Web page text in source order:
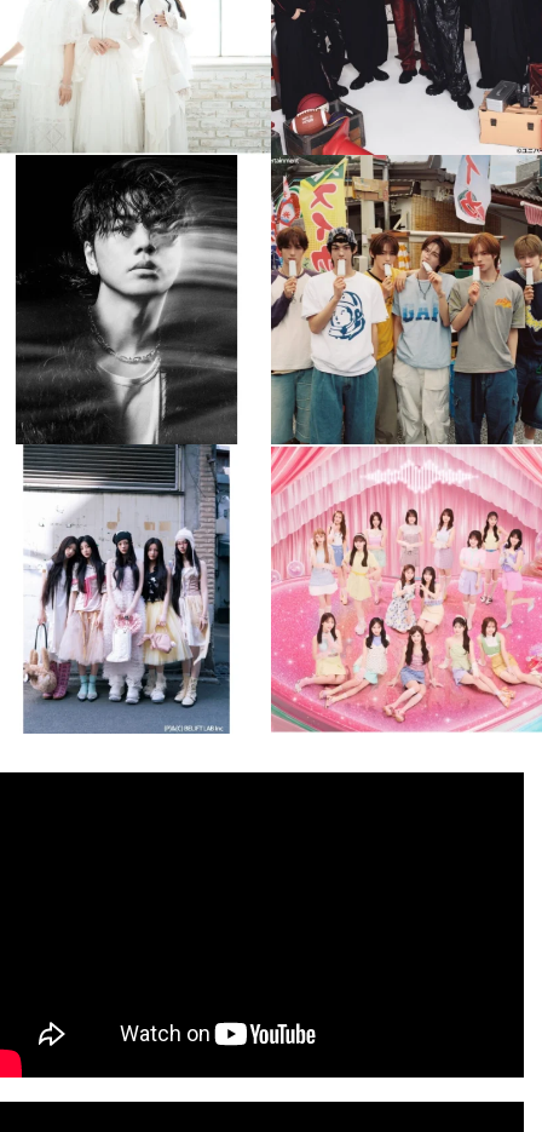
musicjapantv
💡8月特番放送決定！
...
8月 4
608 0
musicjapantv
💡8月特番放送決定！
...
8月 4
6 0
musicjapantv
💡8月特番放送決定！
8月 4
2 0
musicjapantv
💡8月特番放送決定！
...
8月 4
2 0